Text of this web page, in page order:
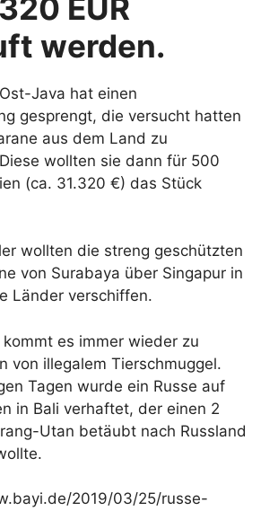
EUR
werden.
Java hat einen
gesprengt, die versucht hatten
aus dem Land zu
wollten sie dann für 500
(ca. 31.320 €) das Stück
wollten die streng geschützten
von Surabaya über Singapur in
Länder verschiffen.
kommt es immer wieder zu
von illegalem Tierschmuggel.
Tagen wurde ein Russe auf
in Bali verhaftet, der einen 2
Utan betäubt nach Russland
2019/03/25/russe-